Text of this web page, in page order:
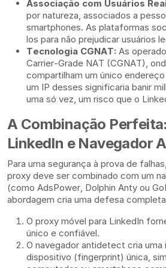
Associação com Usuários
por natureza, associados a
smartphones. As plataformas
los para não prejudicar usuários
Tecnologia CGNAT: As
Carrier-Grade NAT (CGNAT),
compartilham um único
um IP desses significaria banir
uma só vez, um risco que o
A Combinação
LinkedIn e Navegador
Para uma segurança à prova de
proxy deve ser combinado com um
(como AdsPower, Dolphin Anty ou
abordagem cria uma defesa
O proxy móvel para LinkedIn
único e confiável.
O navegador antidetect cria
dispositivo (fingerprint) única,